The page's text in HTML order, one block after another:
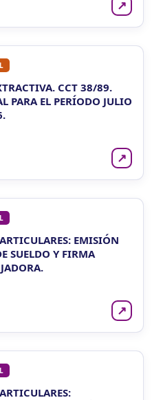
↗
CCT 38/89.
PARA EL PERÍODO JULIO
↗
EMISIÓN
SUELDO Y FIRMA
↗